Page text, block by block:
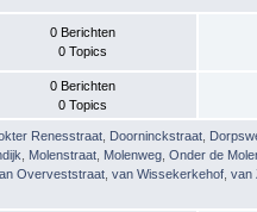
0 Berichten
0 Topics
0 Berichten
0 Topics
Renesstraat Doorninckstraat
Molenstraat Molenweg Onder de
Overveststraat van Wissekerkehof van